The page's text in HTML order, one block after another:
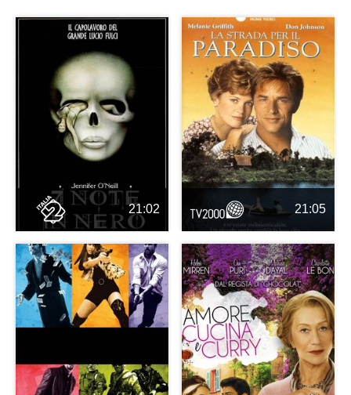
21:02 21:05